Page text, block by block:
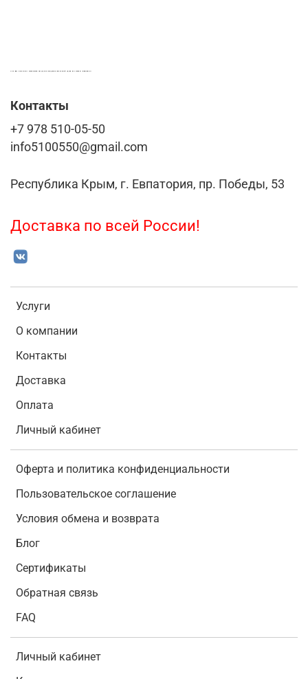
Услуги
О компании
Контакты
Доставка
Оплата
Личный кабинет
Оферта и политика конфиденциальности
Пользовательское соглашение
Условия обмена и возврата
Блог
Сертификаты
Обратная связь
FAQ
Личный кабинет
Контакты
+7 978 510-05-50
info5100550@gmail.com
Республика Крым, г. Евпатория, пр. Победы, 53
Доставка по всей России!